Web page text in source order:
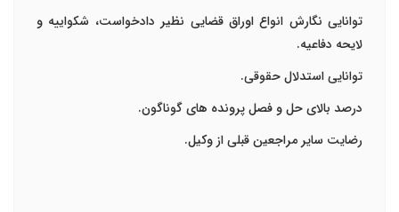
توانایی نگارش انواع اوراق قضایی نظیر دادخواست، شکواییه و
لایحه دفاعیه.
توانایی استدلال حقوقی.
درصد بالای حل و فصل پرونده های گوناگون.
رضایت سایر مراجعین قبلی از وکیل.